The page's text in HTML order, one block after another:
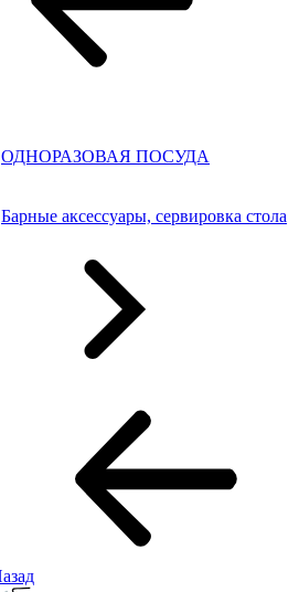
ОДНОРАЗОВАЯ ПОСУДА
Барные аксессуары, сервировка стола